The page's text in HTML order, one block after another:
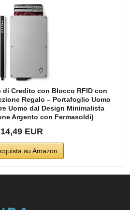
di Credito con Blocco RFID con
Regalo – Portafoglio Uomo
Uomo dal Design Minimalista
Argento con Fermasoldi)
14,49 EUR
su Amazon